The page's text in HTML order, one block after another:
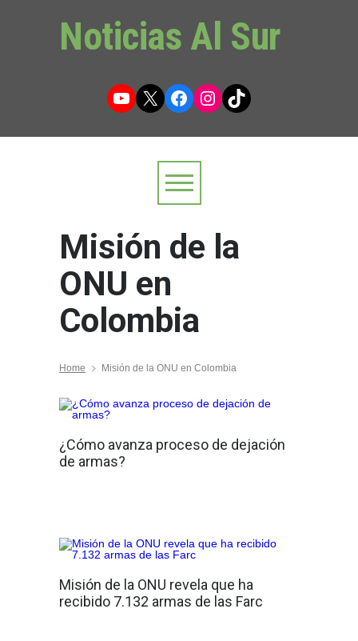
Noticias Al Sur
YouTube
X Facebook
Instagram
TikTok
Misión de la
ONU en
Colombia
Home Misión de la ONU en Colombia
¿Cómo avanza proceso de dejación
de armas?
Misión de la ONU revela que ha
recibido 7.132 armas de las Farc